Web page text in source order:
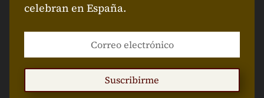
celebran en España.
Suscribirme